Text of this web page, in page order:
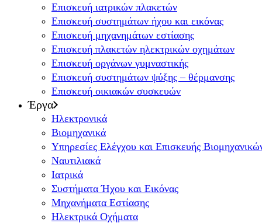
Επισκευή ιατρικών πλακετών
Επισκευή συστημάτων ήχου και εικόνας
Επισκευή μηχανημάτων εστίασης
Επισκευή πλακετών ηλεκτρικών οχημάτων
Επισκευή οργάνων γυμναστικής
Επισκευή συστημάτων ψύξης – θέρμανσης
Επισκευή οικιακών συσκευών
Έργα
Ηλεκτρονικά
Βιομηχανικά
Υπηρεσίες Ελέγχου και Επισκευής
Ναυτιλιακά
Ιατρικά
Συστήματα Ήχου και Εικόνας
Μηχανήματα Εστίασης
Ηλεκτρικά Οχήματα